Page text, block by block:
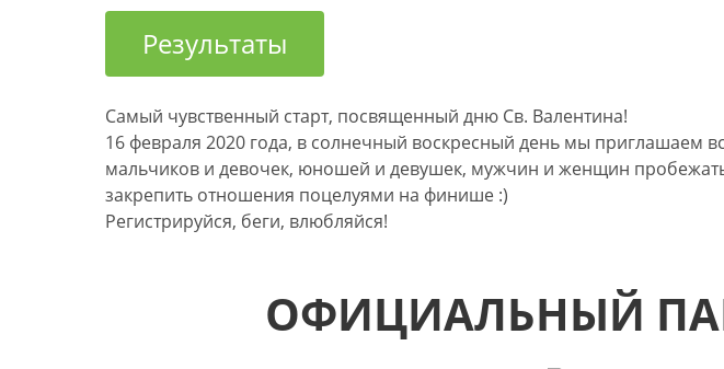
Результаты
Cамый чувственный старт, посвященный дню Св. Валентина!
16 февраля 2020 года, в солнечный воскресный день мы приглашаем
мальчиков и девочек, юношей и девушек, мужчин и женщин
закрепить отношения поцелуями на финише :)
Регистрируйся, беги, влюбляйся!
ОФИЦИАЛЬНЫЙ